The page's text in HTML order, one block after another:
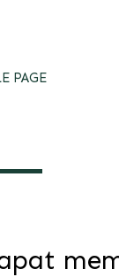
PAGE